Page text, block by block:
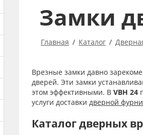
Возврат
Замки
Главная Каталог
Врезные замки давно
дверей. Эти замки
этом эффективными. В VBH 24
услуги доставки дверной
Каталог дверных